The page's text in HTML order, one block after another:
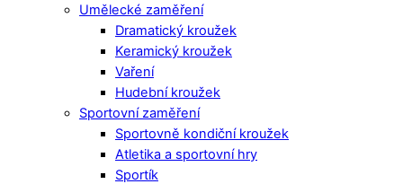
Umělecké zaměření
Dramatický kroužek
Keramický kroužek
Vaření
Hudební kroužek
Sportovní zaměření
Sportovně kondiční kroužek
Atletika a sportovní hry
Sportík